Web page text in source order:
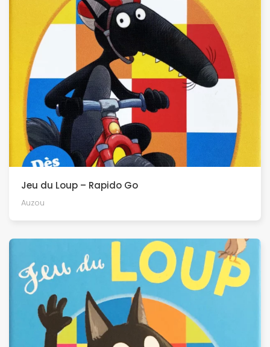
Jeu du Loup – Rapido Go
Auzou